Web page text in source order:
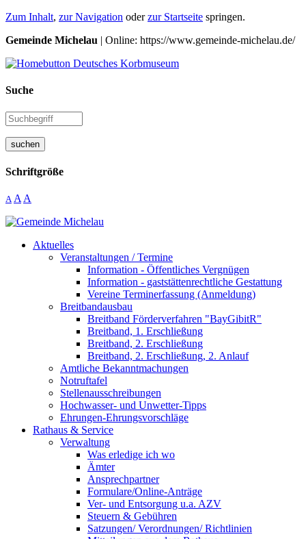
Zum Inhalt, zur Navigation oderzur Startseite springen.
Gemeinde Michelau | Online: https://www.gemeinde-michelau.de/
Suche
suchen
Schriftgröße
A A A
Aktuelles
Veranstaltungen / Termine
Information - Öffentliches Vergnügen
Information - gaststättenrechtliche Gestattung
Vereine Terminerfassung (Anmeldung)
Breitbandausbau
Breitband Förderverfahren "BayGibitR"
Breitband, 1. Erschließung
Breitband, 2. Erschließung
Breitband, 2. Erschließung, 2. Anlauf
Amtliche Bekanntmachungen
Notruftafel
Stellenausschreibungen
Hochwasser- und Unwetter-Tipps
Ehrungen-Ehrungsvorschläge
Rathaus & Service
Verwaltung
Was erledige ich wo
Ämter
Ansprechpartner
Formulare/Online-Anträge
Ver- und Entsorgung u.a. AZV
Steuern & Gebühren
Satzungen/ Verordnungen/ Richtlinien